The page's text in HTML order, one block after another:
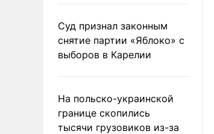
Суд признал законным
снятие партии «Яблоко» с
выборов в Карелии
На польско-украинской
границе скопились
тысячи грузовиков из-за